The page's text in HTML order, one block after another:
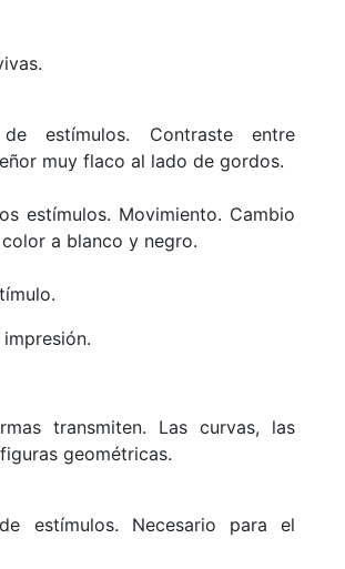
estímulos. Contraste entre
muy flaco al lado de gordos.
estímulos. Movimiento. Cambio
a blanco y negro.
transmiten. Las curvas, las
geométricas.
estímulos. Necesario para el